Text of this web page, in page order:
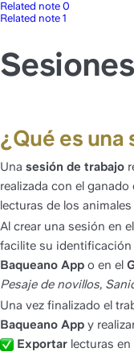
Related note 0
Related note 1
¿Qué es una
Una sesión de trabajo
realizada con el
lecturas de los
Al crear una sesión en
Baqueano App o en el
Pesaje de novillos,
Baqueano App y
Exportar lecturas en